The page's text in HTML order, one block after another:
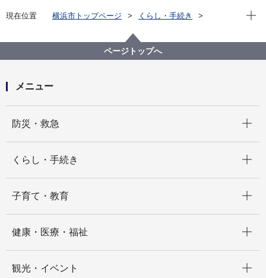
現在位置 横浜市トップページ
くらし・手続き
市民主体のまちづくり
まちの将来像、決まり事をつくるには
まちの将来像をつくる（地域まちづくりプラン）
現在
ページトップへ
メニュー
防災・救急
くらし・手続き
子育て・教育
健康・医療・福祉
観光・イベント